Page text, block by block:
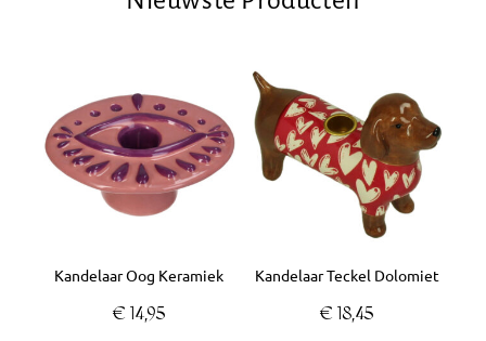
Kandelaar Oog Keramiek
€ 14,95
Kandelaar Teckel Dolomiet
€ 18,45